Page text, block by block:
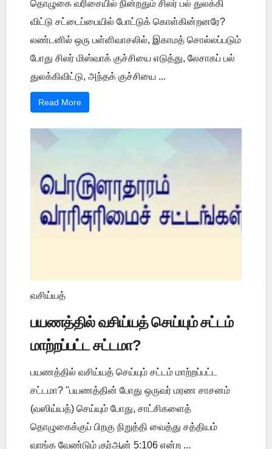
தொழுகை வரிசையில் நின்றதும் சிலர் பல் துலக்கி
விட்டு சட்டைப்பையில் போட்டுக் கொள்கின்றனரே?
லண்டனில் ஒரு பள்ளிவாசலில், இகாமத் சொல்லப்படும்
போது சிலர் மிஸ்வாக் குச்சியை எடுத்து, லேசாகப் பல்
துலக்கிவிட்டு, அந்தக் குச்சியை ...
Read More
வசிய்யத்
பயணத்தில் வசிய்யத் செய்யும் சட்டம்
மாற்றப்பட்ட சட்டமா?
பயணத்தில் வசிய்யத் செய்யும் சட்டம் மாற்றப்பட்ட
சட்டமா? "பயணத்தின் போது ஒருவர் மரண சாசனம்
(வஸிய்யத்) செய்யும் போது, சாட்சிகளைத்
தொழுகைக்குப் பிறகு நிறுத்தி வைத்து சத்தியம்
வாங்க வேண்டும் குர்ஆன் 5:106 என்ற ...